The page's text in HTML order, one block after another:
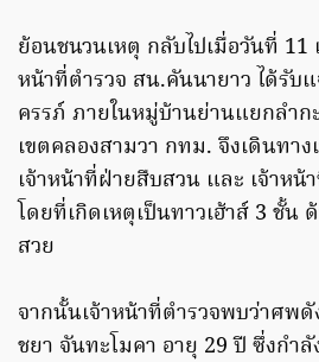
ย้อนชนวนเหตุ กลับไปเมื่อวันที่ 11
หน้าที่ตำรวจ สน.คันนายาว ได้รั
ครรภ์ ภายในหมู่บ้านย่านแยกลำก
เขตคลองสามวา กทม. จึงเดินทาง
เจ้าหน้าที่ฝ่ายสืบสวน และ เจ้าห
โดยที่เกิดเหตุเป็นทาวเฮ้าส์ 3 ชั้น
สวย
จากนั้นเจ้าหน้าที่ตำรวจพบว่าศพ
ชยา จันทะโมคา อายุ 29 ปี ซึ่งกำ